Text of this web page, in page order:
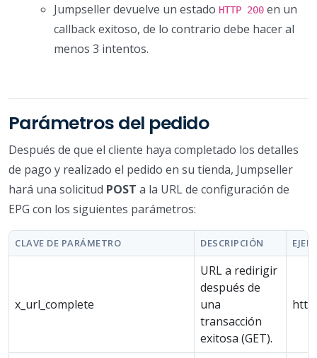
Jumpseller devuelve un estado HTTP 200 en un
callback exitoso, de lo contrario debe hacer al
menos 3 intentos.
Parámetros del pedido
Después de que el cliente haya completado los detalles
de pago y realizado el pedido en su tienda, Jumpseller
hará una solicitud POST a la URL de configuración de
EPG con los siguientes parámetros:
CLAVE DE PARÁMETRO DESCRIPCIÓN
x_url_complete
URL a redirigir
después de
una
transacción
exitosa (GET).